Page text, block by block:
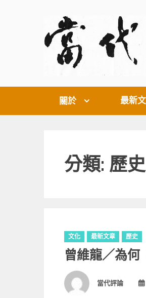
關於 最新
分類: 歷史
C
a
t
g
o
文化 最新文章 歷史
曾維龍／為何
Author
當代評論